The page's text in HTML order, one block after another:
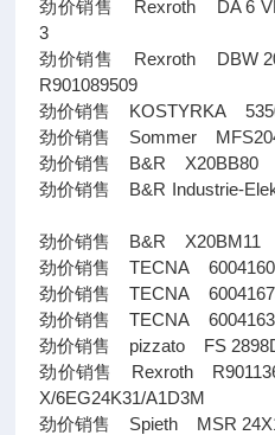
劲价销售 Rexroth DA 6
3
劲价销售 Rexroth DBW 20
R901089509
劲价销售 KOSTYRKA
劲价销售 Sommer
劲价销售 B&R X20BB80
劲价销售 B&R Industrie-
劲价销售 B&R X20BM11
劲价销售 TECNA
劲价销售 TECNA
劲价销售 TECNA
劲价销售 pizzato FS
劲价销售 Rexroth
X/6EG24K31/A1D3M
劲价销售 Spieth MSR